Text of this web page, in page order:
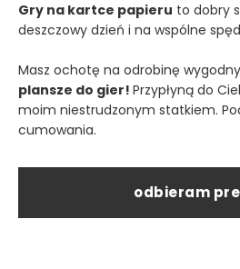
Gry na kartce papieru to dobry
deszczowy dzień i na wspólne
Masz ochotę na odrobinę
plansze do gier! Przypłyną do
moim niestrudzonym statkiem.
cumowania.
odbieram